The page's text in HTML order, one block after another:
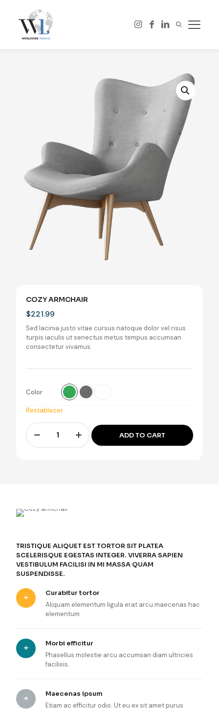
COZY ARMCHAIR
$221.99
Sed lacinia justo vitae cursus natoque dolor vel risus
turpis iaculis ut senectus metus tempus accumsan
consectetur vivamus.
Color
Restablecer
Cozy
armchair
cantidad
ADD TO CART
TRISTIQUE ALIQUET EST TORTOR SIT PLATEA
SCELERISQUE EGESTAS INTEGER. VIVERRA SAPIEN
VESTIBULUM FACILISI IN MI MASSA QUAM
SUSPENDISSE.
Curabitur tortor
Aliquam elementum ligula erat arcu maecenas hac
elementum.
Morbi efficitur
Phasellus molestie arcu accumsan diam ultricies
facilisis.
Maecenas ipsum
Etiam ac efficitur odio. Ut eu ex sit amet purus